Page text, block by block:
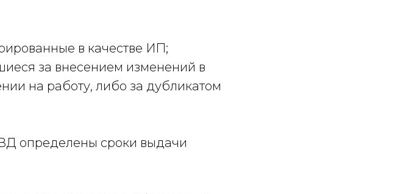
в качестве ИП;
за внесением изменений в
на работу, либо за дубликатом
определены сроки выдачи